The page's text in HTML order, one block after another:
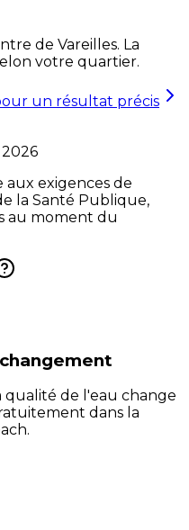
de Vareilles. La
votre quartier.
un résultat précis
exigences de
la Santé Publique,
au moment du
qualité de l'eau change
dans la